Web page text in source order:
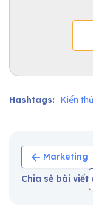
Hashtags: Kiến
Marketing
Chia sẻ bài viết